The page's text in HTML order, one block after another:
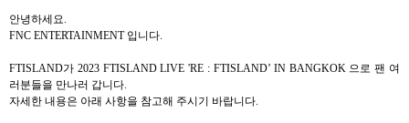
안녕하세요.
FNC ENTERTAINMENT 입니다.
FTISLAND가 2023 FTISLAND LIVE 'RE : FTISLAND’ IN BANGKOK 으로 팬 여
러분들을 만나러 갑니다.
자세한 내용은 아래 사항을 참고해 주시기 바랍니다.